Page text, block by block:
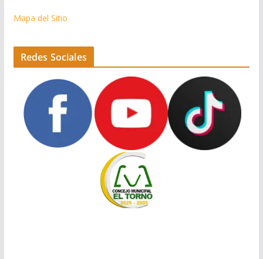
Mapa del Sitio
Redes Sociales